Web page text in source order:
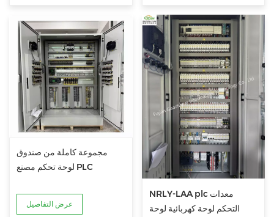
مجموعة كاملة من صندوق
لوحة تحكم مصنع PLC
عرض التفاصيل
NRLY-LAA plc معدات
التحكم لوحة كهربائية لوحة